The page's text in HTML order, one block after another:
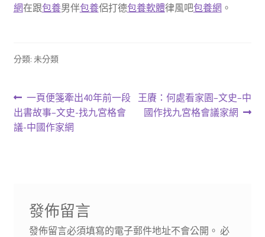
網在跟包養男伴包養侶打德包養軟體律風吧包養網 。
分類: 未分類
文
章
上
一
篇
一頁便箋牽出40年前一段
出書故事–文史-找九宮格會
議-中國作家網
下
一
王賡：何處看家園–文史–中
國作找九宮格會議家網
發佈留言
發佈留言必須填寫的電子郵件地址不會公開。 必